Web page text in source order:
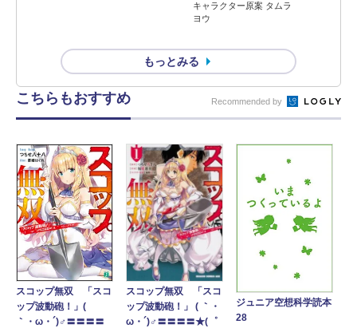
キャラクター原案 タムラ
ヨウ
もっとみる
こちらもおすすめ Recommended by
スコップ無双 「スコ
ップ波動砲！」(
｀・ω・´)♂〓〓〓〓
スコップ無双 「スコ
ップ波動砲！」 ( ｀・
ω・´)♂〓〓〓〓★(゜
ジュニア空想科学読本
28